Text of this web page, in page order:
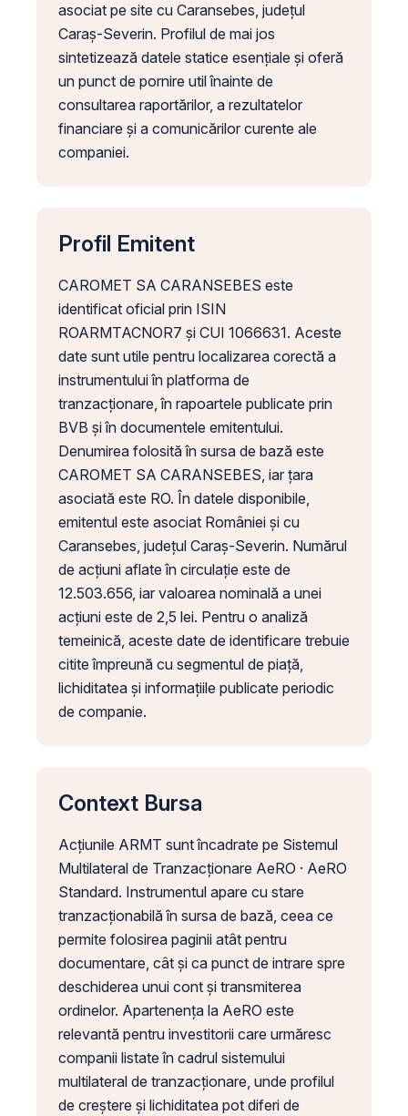
asociat pe site cu Caransebes, județul
Caraș-Severin. Profilul de mai jos
sintetizează datele statice esențiale și oferă
un punct de pornire util înainte de
consultarea raportărilor, a rezultatelor
financiare și a comunicărilor curente ale
companiei.
Profil Emitent
CAROMET SA CARANSEBES este
identificat oficial prin ISIN
ROARMTACNOR7 și CUI 1066631. Aceste
date sunt utile pentru localizarea corectă a
instrumentului în platforma de
tranzacționare, în rapoartele publicate prin
BVB și în documentele emitentului.
Denumirea folosită în sursa de bază este
CAROMET SA CARANSEBES, iar țara
asociată este RO. În datele disponibile,
emitentul este asociat României și cu
Caransebes, județul Caraș-Severin. Numărul
de acțiuni aflate în circulație este de
12.503.656, iar valoarea nominală a unei
acțiuni este de 2,5 lei. Pentru o analiză
temeinică, aceste date de identificare trebuie
citite împreună cu segmentul de piață,
lichiditatea și informațiile publicate periodic
de companie.
Context Bursa
Acțiunile ARMT sunt încadrate pe Sistemul
Multilateral de Tranzacționare AeRO · AeRO
Standard. Instrumentul apare cu stare
tranzacționabilă în sursa de bază, ceea ce
permite folosirea paginii atât pentru
documentare, cât și ca punct de intrare spre
deschiderea unui cont și transmiterea
ordinelor. Apartenența la AeRO este
relevantă pentru investitorii care urmăresc
companii listate în cadrul sistemului
multilateral de tranzacționare, unde profilul
de creștere și lichiditatea pot diferi de